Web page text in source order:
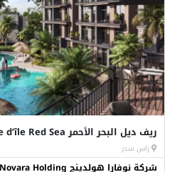
ريف ديل البحر الأحمر Reve d’île Red Sea
راس سدر
شركة نوفارا هولدينج Novara Holding